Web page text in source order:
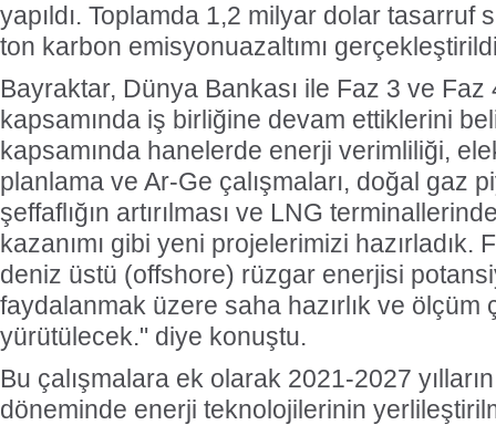
yapıldı. Toplamda 1,2 milyar dolar tasarruf
ton karbon emisyonuazaltımı
Bayraktar, Dünya Bankası ile Faz 3 ve Faz
kapsamında iş birliğine devam ettiklerini
kapsamında hanelerde enerji verimliliği,
planlama ve Ar-Ge çalışmaları, doğal gaz
şeffaflığın artırılması ve LNG
kazanımı gibi yeni projelerimizi hazırladık.
deniz üstü (offshore) rüzgar enerjisi
faydalanmak üzere saha hazırlık ve ölçüm
yürütülecek." diye konuştu.
Bu çalışmalara ek olarak 2021-2027
döneminde enerji teknolojilerinin